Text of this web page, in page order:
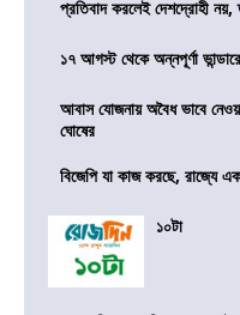
প্রতিবাদ করলেই দেশদ্রোহী
১৭ আগস্ট থেকে অন্নপূর্ণা
আবাস যোজনায় অবৈধ ভাবে
ঘোষের
বিজেপি যা কাজ করছে, রাজ্যে
১০টা